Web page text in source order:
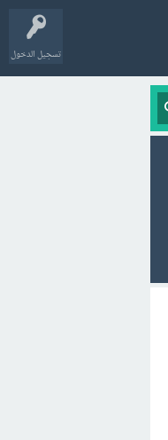
تسجيل الدخول